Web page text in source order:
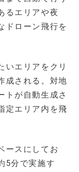
るエリアや夜
ドローン飛行を
いエリアをクリ
成される。対地
トが自動生成さ
定エリア内を飛
ースにしてお
5分で実施す